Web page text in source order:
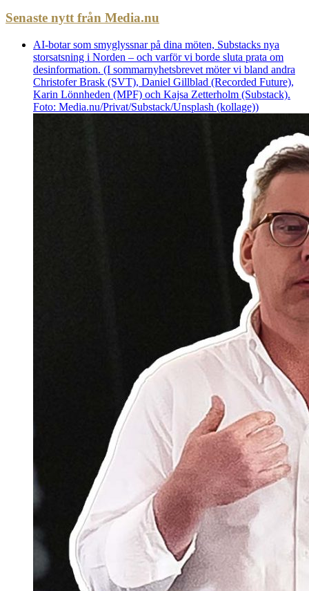
Senaste nytt från Media.nu
AI-botar som smyglyssnar på dina möten, Substacks nya
storsatsning i Norden – och varför vi borde sluta prata om
desinformation. (I sommarnyhetsbrevet möter vi bland andra
Christofer Brask (SVT), Daniel Gillblad (Recorded Future),
Karin Lönnheden (MPF) och Kajsa Zetterholm (Substack).
Foto: Media.nu/Privat/Substack/Unsplash (kollage))